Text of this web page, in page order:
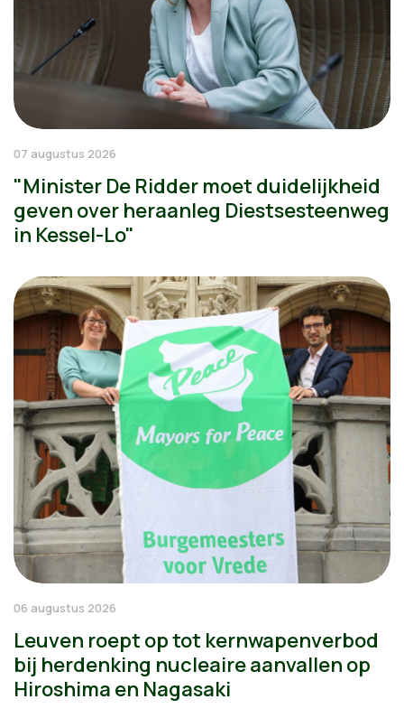
07 augustus 2026
"Minister De Ridder moet duidelijkheid
geven over heraanleg Diestsesteenweg
in Kessel-Lo"
06 augustus 2026
Leuven roept op tot kernwapenverbod
bij herdenking nucleaire aanvallen op
Hiroshima en Nagasaki